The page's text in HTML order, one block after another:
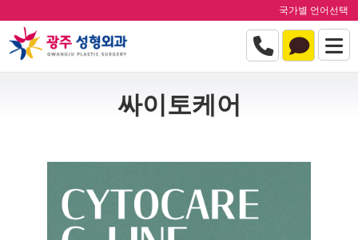
국가별 언어선택
싸이토케어